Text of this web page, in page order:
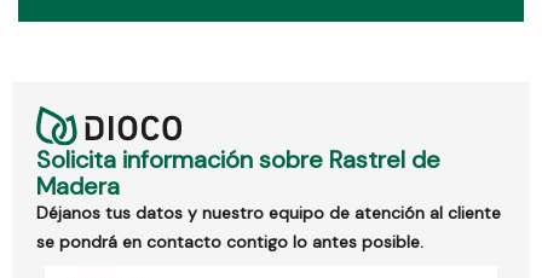
Solicita información sobre Rastrel de
Madera
Déjanos tus datos y nuestro equipo de atención al cliente
se pondrá en contacto contigo lo antes posible.